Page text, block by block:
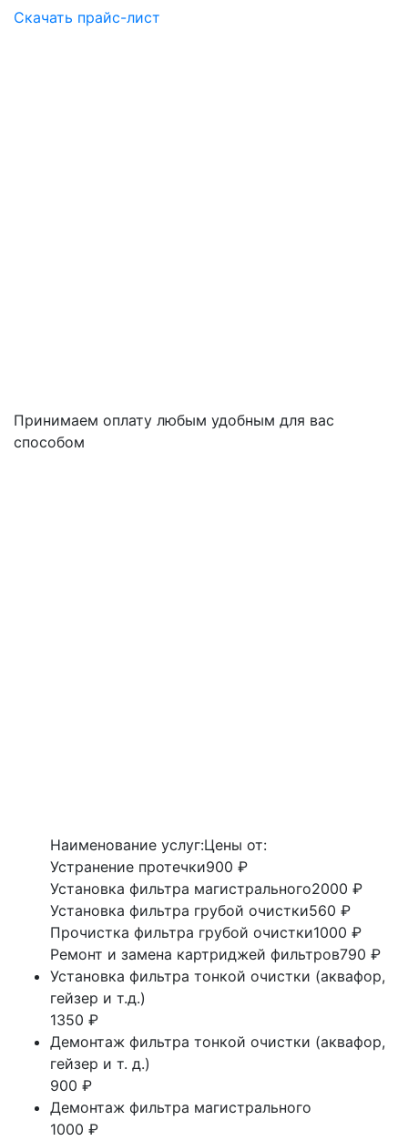
Скачать прайс-лист
Принимаем оплату любым удобным для вас
способом
Наименование услуг:Цены от:
Устранение протечки900 ₽
Установка фильтра магистрального2000 ₽
Установка фильтра грубой очистки560 ₽
Прочистка фильтра грубой очистки1000 ₽
Ремонт и замена картриджей фильтров790 ₽
Установка фильтра тонкой очистки (аквафор,
гейзер и т.д.)
1350 ₽
Демонтаж фильтра тонкой очистки (аквафор,
гейзер и т. д.)
900 ₽
Демонтаж фильтра магистрального
1000 ₽